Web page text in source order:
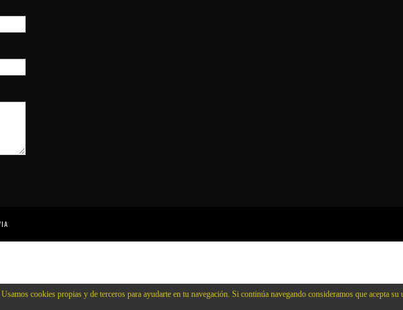
Usamos cookies propias y de terceros para ayudarte en tu navegación. Si continúa navegando consideramos que acepta su